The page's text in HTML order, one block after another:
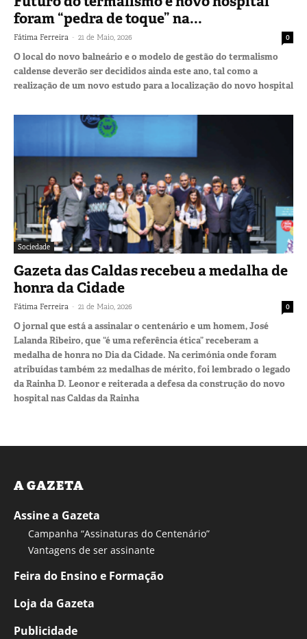
foram “pedra de toque” na...
Fátima Ferreira - 21 de Maio, 2026 0
O local do novo balneário e o modelo de gestão do termalismo
caldense deverão ser decididos ainda este ano, tal como a
realização de um novo estudo para a localização do novo hospital
Sociedade
Gazeta das Caldas recebeu a medalha de
honra da Cidade
Fátima Ferreira - 21 de Maio, 2026 0
O jornal que está a assinalar o centenário e um homem, José
Lalanda Ribeiro, que “é uma referência ética” receberam a
medalha de honra no Dia da Cidade. Na cerimónia onde foram
atribuídas também 22 medalhas de mérito, foi lembrado o legado
da Rainha D. Leonor e reiterada a defesa da construção do novo
hospital nas Caldas da Rainha
A GAZETA
Assine a Gazeta
Campanha “Assinaturas do Centenário”
Vantagens de ser assinante
Feira do Ensino e Formação
Loja da Gazeta
Publicidade